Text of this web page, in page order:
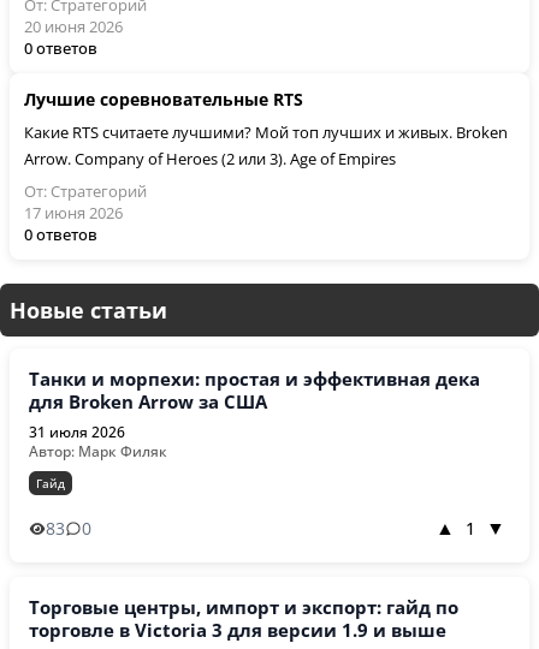
От: Стратегорий
20 июня 2026
0 ответов
Лучшие соревновательные RTS
Какие RTS считаете лучшими? Мой топ лучших и живых. Broken
Arrow. Company of Heroes (2 или 3). Age of Empires
От: Стратегорий
17 июня 2026
0 ответов
Новые статьи
Танки и морпехи: простая и эффективная дека
для Broken Arrow за США
31 июля 2026
Автор: Марк Филяк
Гайд
83 0 ▲ 1 ▼
Торговые центры, импорт и экспорт: гайд по
торговле в Victoria 3 для версии 1.9 и выше